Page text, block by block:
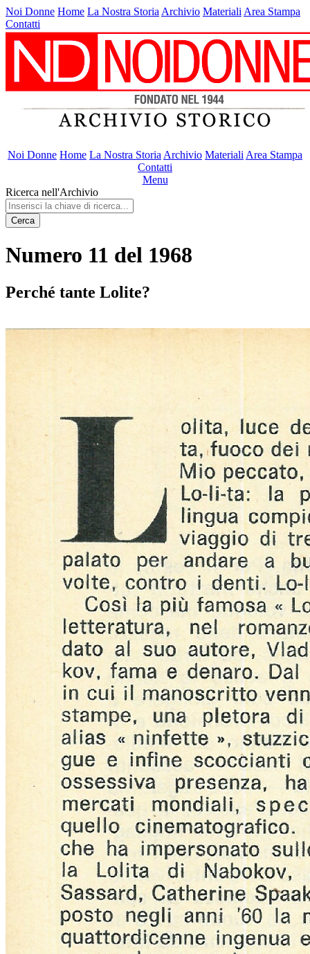
Noi Donne Home La Nostra Storia Archivio Materiali Area Stampa
Contatti
Noi Donne Home La Nostra Storia Archivio Materiali Area Stampa
Contatti
Menu
Ricerca nell'Archivio
Cerca
Numero 11 del 1968
Perché tante Lolite?